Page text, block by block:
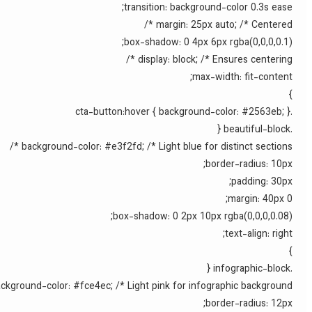
transition: background-color 0.3s ease;
margin: 25px auto; /* Centered */
box-shadow: 0 4px 6px rgba(0,0,0,0.1);
display: block; /* Ensures centering */
max-width: fit-content;
}
.cta-button:hover { background-color: #2563eb; }
.beautiful-block {
background-color: #e3f2fd; /* Light blue for distinct sections */
border-radius: 10px;
padding: 30px;
margin: 40px 0;
box-shadow: 0 2px 10px rgba(0,0,0,0.08);
text-align: right;
}
.infographic-block {
color: #fce4ec; /* Light pink for infographic background */
border-radius: 12px;